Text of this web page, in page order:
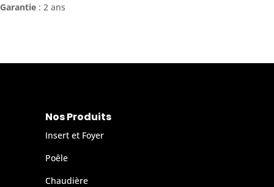
Garantie : 2 ans
Nos Produits
Insert et Foyer
Poêle
Chaudière